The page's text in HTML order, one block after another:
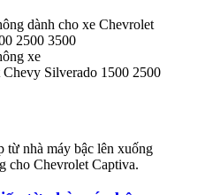
dành cho xe Chevrolet
2500 3500
xe
Silverado 1500 2500